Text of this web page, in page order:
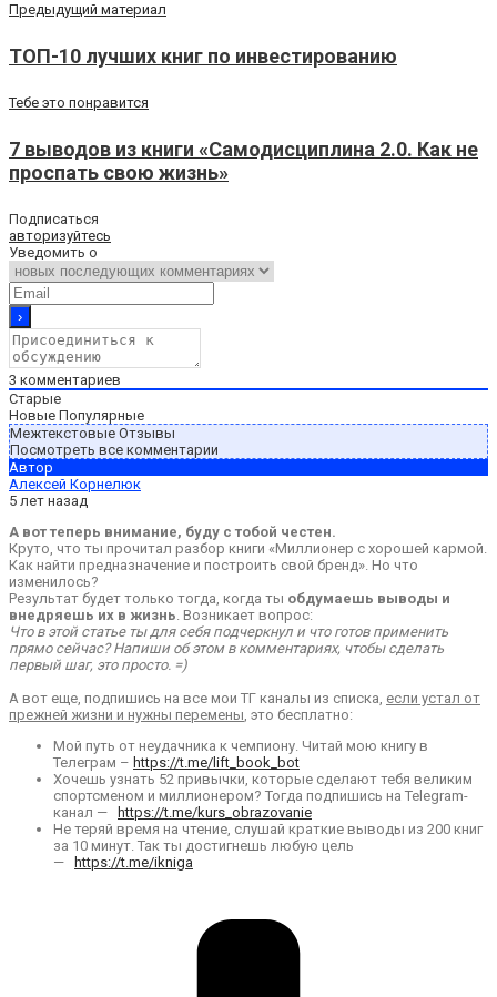
Предыдущий материал
ТОП-10 лучших книг по инвестированию
Тебе это понравится
7 выводов из книги «Самодисциплина 2.0. Как не
проспать свою жизнь»
Подписаться
авторизуйтесь
Уведомить о
3 комментариев
Старые
Новые Популярные
Межтекстовые Отзывы
Посмотреть все комментарии
Автор
Алексей Корнелюк
5 лет назад
А вот теперь внимание, буду с тобой честен.
Круто, что ты прочитал разбор книги «Миллионер с хорошей кармой.
Как найти предназначение и построить свой бренд». Но что
изменилось?
Результат будет только тогда, когда ты обдумаешь выводы и
внедряешь их в жизнь. Возникает вопрос:
Что в этой статье ты для себя подчеркнул и что готов применить
прямо сейчас? Напиши об этом в комментариях, чтобы сделать
первый шаг, это просто. =)
А вот еще, подпишись на все мои ТГ каналы из списка, если устал от
прежней жизни и нужны перемены, это бесплатно:
Мой путь от неудачника к чемпиону. Читай мою книгу в
Телеграм – https://t.me/lift_book_bot
Хочешь узнать 52 привычки, которые сделают тебя великим
спортсменом и миллионером? Тогда подпишись на Telegram-
канал —
https://t.me/kurs_obrazovanie
Не теряй время на чтение, слушай краткие выводы из 200 книг
за 10 минут. Так ты достигнешь любую цель
—
https://t.me/ikniga